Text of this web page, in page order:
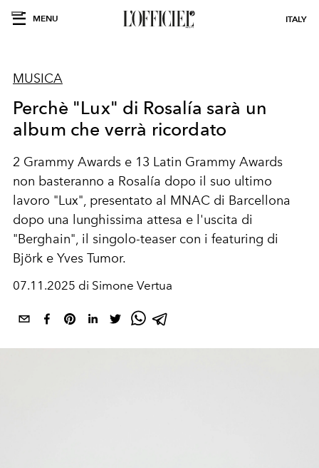
MENU ITALY
MUSICA
Perchè "Lux" di Rosalía sarà un
album che verrà ricordato
2 Grammy Awards e 13 Latin Grammy Awards
non basteranno a Rosalía dopo il suo ultimo
lavoro "Lux", presentato al MNAC di Barcellona
dopo una lunghissima attesa e l'uscita di
"Berghain", il singolo-teaser con i featuring di
Björk e Yves Tumor.
07.11.2025 di Simone Vertua